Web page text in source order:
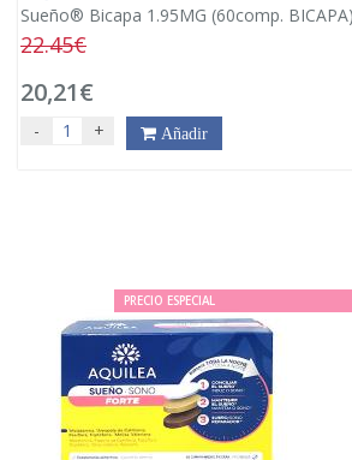
Sueño® Bicapa 1.95MG (60comp. BICAPA)
22.45€
20,21€
- + Añadir
PRECIO ESPECIAL